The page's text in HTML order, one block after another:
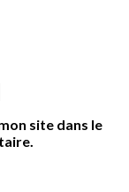
site dans le